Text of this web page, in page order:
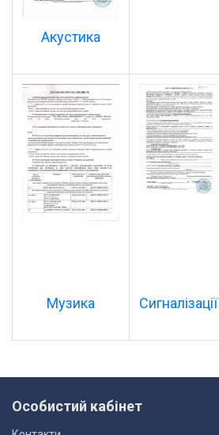
Акустика
Музика Сигналізації
Особистий кабінет